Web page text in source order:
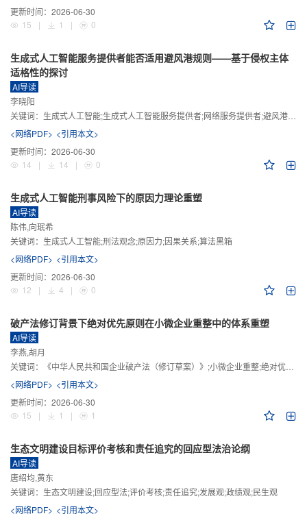
更新时间： 2026-06-30
15
| 1 | 0
生成式人工智能服务提供者能否适用避风港规则——基于侵权主体
适格性的探讨
AI导读
李晓阳
关键词： 生成式人工智能;生成式人工智能服务提供者;网络服务提供者;避风港规则;版权责任
<网络PDF> <引用本文>
更新时间： 2026-06-30
14
| 14 | 0
生成式人工智能刑事风险下的原因力理论重塑
AI导读
陈伟,向珉希
关键词： 生成式人工智能;刑法观念;原因力;因果关系;算法黑箱
<网络PDF> <引用本文>
更新时间： 2026-06-30
12
| 4 | 0
破产法修订背景下绝对优先原则在小微企业重整中的体系重塑
AI导读
李燕,胡月
关键词：
《中华人民共和国企业破产法（修订草案）》;小微企业重整;绝对优先原则;股东权益保留;预期可支配收入标准
<网络PDF> <引用本文>
更新时间： 2026-06-30
15
| 1 | 1
生态文明建设目标评价考核和责任追究的回应型法治论纲
AI导读
唐绍均,黄东
关键词： 生态文明建设;回应型法;评价考核;责任追究;发展观;政绩观;民生观
<网络PDF> <引用本文>